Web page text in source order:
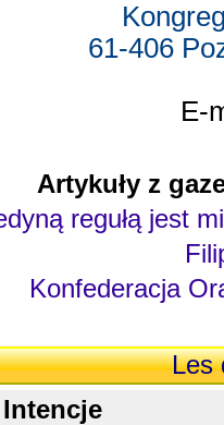
61-406
E-
Artykuły z
regułą jest
Konfederacja
Les
Intencje